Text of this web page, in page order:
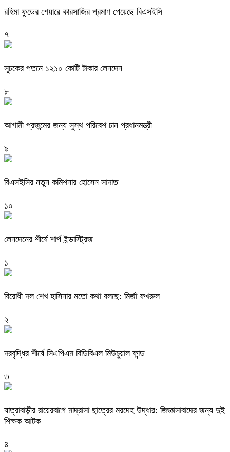
রহিমা ফুডের শেয়ারে কারসাজির প্রমাণ পেয়েছে বিএসইসি
৭
সূচকের পতনে ১২১০ কোটি টাকার লেনদেন
৮
আগামী প্রজন্মের জন্য সুস্থ পরিবেশ চান প্রধানমন্ত্রী
৯
বিএসইসির নতুন কমিশনার হোসেন সাদাত
১০
লেনদেনের শীর্ষে শার্প ইন্ডাস্ট্রিজ
১
বিরোধী দল শেখ হাসিনার মতো কথা বলছে: মির্জা ফখরুল
২
দরবৃদ্ধির শীর্ষে সিএপিএম বিডিবিএল মিউচুয়াল ফান্ড
৩
যাত্রাবাড়ীর রায়েরবাগে মাদ্রাসা ছাত্রের মরদেহ উদ্ধার: জিজ্ঞাসাবাদের জন্য দুই
শিক্ষক আটক
৪